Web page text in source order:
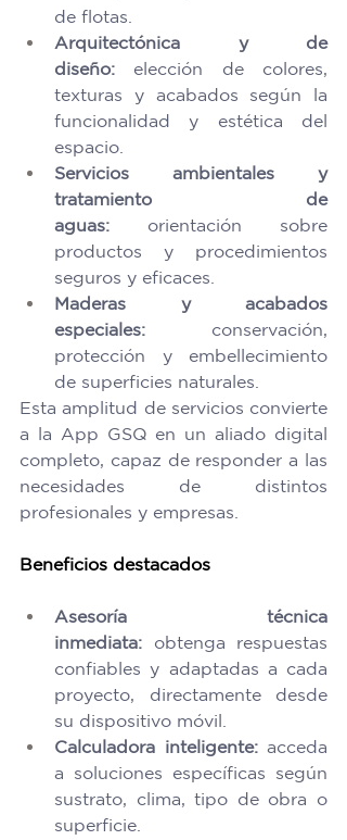
de flotas.
Arquitectónica y de
diseño: elección de colores,
texturas y acabados según la
funcionalidad y estética del
espacio.
Servicios ambientales y
tratamiento de
aguas: orientación sobre
productos y procedimientos
seguros y eficaces.
Maderas y acabados
especiales: conservación,
protección y embellecimiento
de superficies naturales.
Esta amplitud de servicios convierte
a la App GSQ en un aliado digital
completo, capaz de responder a las
necesidades de distintos
profesionales y empresas.
Beneficios destacados
Asesoría técnica
inmediata: obtenga respuestas
confiables y adaptadas a cada
proyecto, directamente desde
su dispositivo móvil.
Calculadora inteligente: acceda
a soluciones específicas según
sustrato, clima, tipo de obra o
superficie.